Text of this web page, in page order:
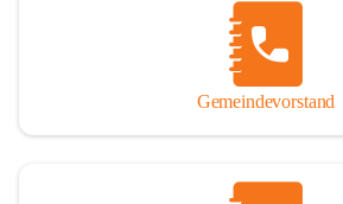
Gemeindevorstand